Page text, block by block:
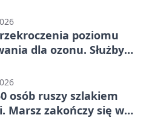
poziomu
dla ozonu. Służby
osób ruszy szlakiem
Marsz zakończy się w